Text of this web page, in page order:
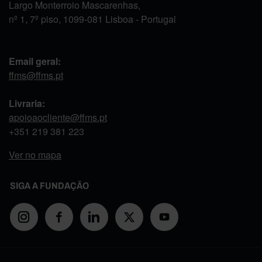
Largo Monterroio Mascarenhas,
nº 1, 7º piso, 1099-081 Lisboa - Portugal
Email geral:
ffms@ffms.pt
Livraria:
apoioaocliente@ffms.pt
+351 219 381 223
Ver no mapa
SIGA A FUNDAÇÃO